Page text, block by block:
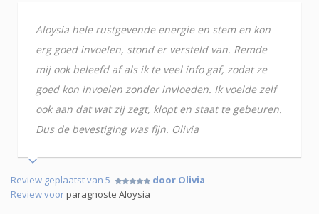
Aloysia hele rustgevende energie en stem en kon
erg goed invoelen, stond er versteld van. Remde
mij ook beleefd af als ik te veel info gaf, zodat ze
goed kon invoelen zonder invloeden. Ik voelde zelf
ook aan dat wat zij zegt, klopt en staat te gebeuren.
Dus de bevestiging was fijn. Olivia
Review geplaatst van 5
door Olivia
Review voorparagnoste Aloysia